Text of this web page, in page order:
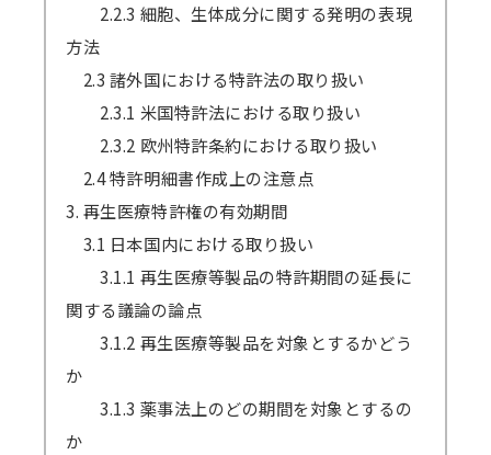
2.2.3 細胞、生体成分に関する発明の表現
方法
2.3 諸外国における特許法の取り扱い
2.3.1 米国特許法における取り扱い
2.3.2 欧州特許条約における取り扱い
2.4 特許明細書作成上の注意点
3. 再生医療特許権の有効期間
3.1 日本国内における取り扱い
3.1.1 再生医療等製品の特許期間の延長に
関する議論の論点
3.1.2 再生医療等製品を対象とするかどう
か
3.1.3 薬事法上のどの期間を対象とするの
か